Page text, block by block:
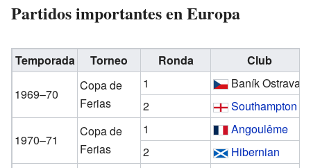
Partidos importantes en Europa
Temporada Torneo Ronda Club
1969–70
Copa de
Ferias
1
Baník Ostrava
2
Southampton
1970–71
Copa de
Ferias
1
Angoulême
2
Hibernian